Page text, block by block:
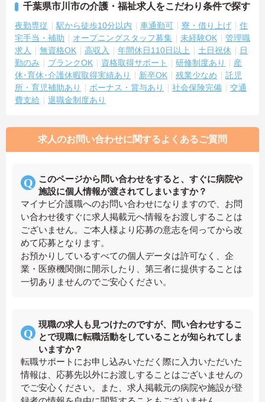
千葉県市川市の介護・福祉求人をこだわり条件で探す
夜勤専従 駅から徒歩10分以内 車通勤可 寮・借り上げ
住
宅手当・補助
オープニングスタッフ募集 未経験OK
管理職
求人
無資格OK 高収入 年間休日110日以上 土日祝休
日
勤のみ
ブランクOK 資格取得サポート 研修制度あり
産
休･育休･介護休暇取得実績あり
新卒OK 残業少なめ
託児
所・育児補助あり
ボーナス・賞与あり 社会保険完備
交通
費支給
退職金制度あり
求人のお問い合わせに関するよくあるご質問
このページから問い合わせをすると、すぐに病院や
施設に個人情報が渡されてしまいますか？
マイナビ介護職へのお問い合わせになりますので、お問
い合わせ後すぐに求人掲載元へ情報をお渡しすることは
ございません。ご本人様より応募の意志を伺ってから改
めて応募となります。
お預かりしているすべての個人データは許可なく、企
業・医療機関側に開示したり、第三者に提供することは
一切ありませんのでご安心ください。
現職の求人も見つけたのですが、問い合わせするこ
とで現職に転職活動をしていることが知られてしま
いますか？
転職サポートにお申し込みいただく際に入力いただいた
情報は、応募先以外にお渡しすることはございませんの
でご安心ください。また、求人掲載元の病院や施設が登